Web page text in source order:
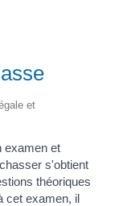
et
examen et
s'obtient
théoriques
cet examen, il